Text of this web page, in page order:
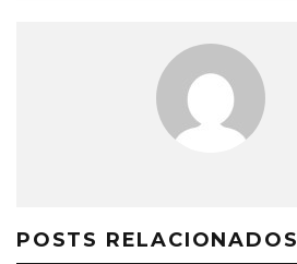
POSTS RELACIONADOS